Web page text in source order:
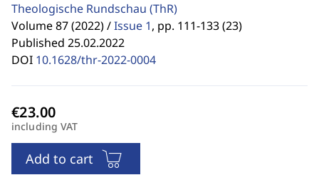
Theologische Rundschau (ThR)
Volume 87 (2022) /Issue 1, pp. 111-133 (23)
Published 25.02.2022
DOI 10.1628/thr-2022-0004
including VAT
Add to cart